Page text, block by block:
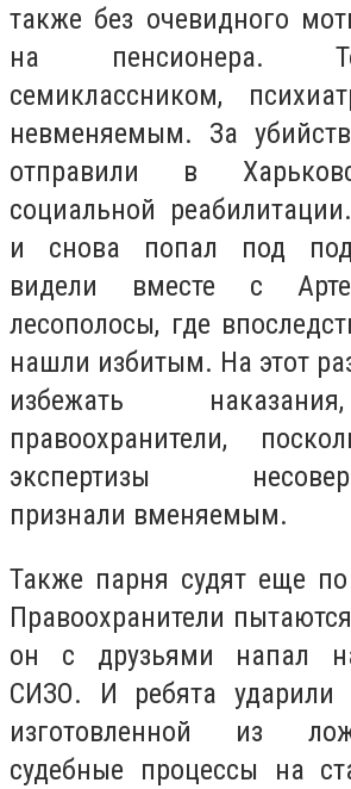
также без очевидного
на пенсионера.
семиклассником,
невменяемым. За
отправили в
социальной
и снова попал под
видели вместе с
лесополосы, где
нашли избитым. На этот
избежать
правоохранители,
экспертизы
признали вменяемым.
Также парня судят еще
Правоохранители
он с друзьями напал
СИЗО. И ребята ударили
изготовленной из
судебные процессы на